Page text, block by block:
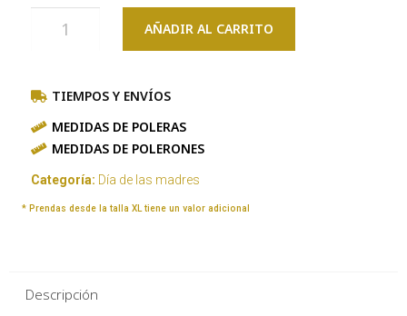
AÑADIR AL CARRITO
TIEMPOS Y ENVÍOS
MEDIDAS DE POLERAS
MEDIDAS DE POLERONES
Categoría: Día de las madres
* Prendas desde la talla XL tiene un valor adicional
Descripción